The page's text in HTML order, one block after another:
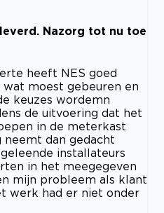
Nazorg tot nu toe
heeft NES goed
moest gebeuren en
keuzes wordemn
de uitvoering dat het
in de meterkast
dan gedacht
installateurs
in het meegegeven
mijn probleem als klant
werk had er niet onder